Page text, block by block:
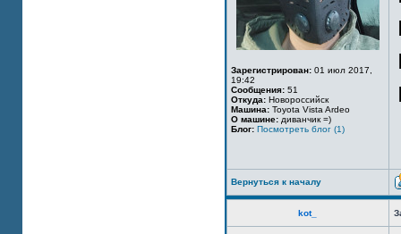
Зарегистрирован: 01 июл 2017,
19:42
Сообщения: 51
Откуда: Новороссийск
Машина: Toyota Vista Ardeo
О машине: диванчик =)
Блог: Посмотреть блог (1)
Вернуться к началу
kot_